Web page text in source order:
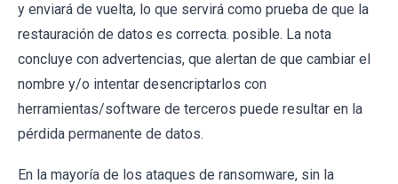
y enviará de vuelta, lo que servirá como prueba de que la
restauración de datos es correcta. posible. La nota
concluye con advertencias, que alertan de que cambiar el
nombre y/o intentar desencriptarlos con
herramientas/software de terceros puede resultar en la
pérdida permanente de datos.
En la mayoría de los ataques de ransomware, sin la